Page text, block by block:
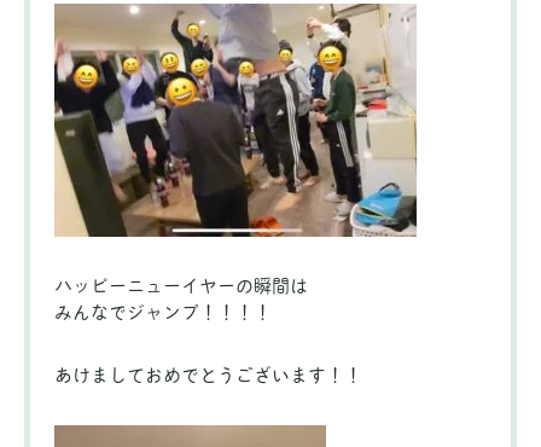
ハッピーニューイヤーの瞬間は
みんなでジャンプ！！！！
あけましておめでとうございます！！